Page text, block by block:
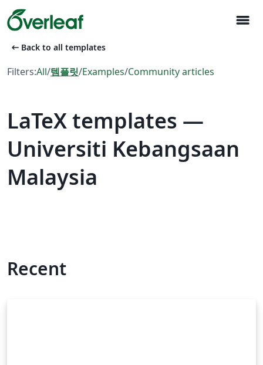
menu
arrow_left_alt Back to all templates
Filters:All/템플릿/Examples/Community articles
LaTeX templates —
Universiti Kebangsaan
Malaysia
Recent